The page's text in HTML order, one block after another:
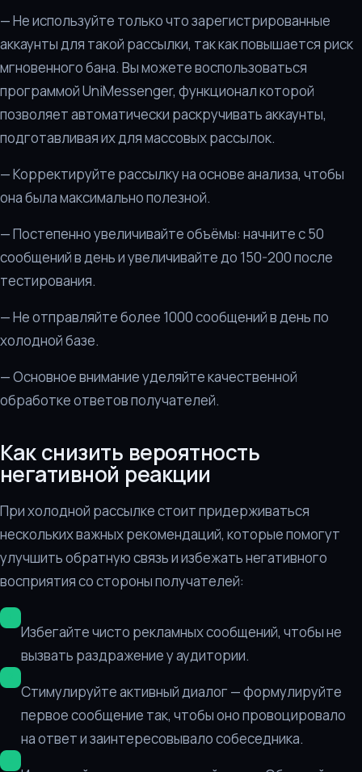
— Не используйте только что зарегистрированные
аккаунты для такой рассылки, так как повышается риск
мгновенного бана. Вы можете воспользоваться
программой UniMessenger, функционал которой
позволяет автоматически раскручивать аккаунты,
подготавливая их для массовых рассылок.
— Корректируйте рассылку на основе анализа, чтобы
она была максимально полезной.
— Постепенно увеличивайте объёмы: начните с 50
сообщений в день и увеличивайте до 150-200 после
тестирования.
— Не отправляйте более 1000 сообщений в день по
холодной базе.
— Основное внимание уделяйте качественной
обработке ответов получателей.
Как снизить вероятность
негативной реакции
При холодной рассылке стоит придерживаться
нескольких важных рекомендаций, которые помогут
улучшить обратную связь и избежать негативного
восприятия со стороны получателей:
Избегайте чисто рекламных сообщений, чтобы не
вызвать раздражение у аудитории.
Стимулируйте активный диалог — формулируйте
первое сообщение так, чтобы оно провоцировало
на ответ и заинтересовывало собеседника.